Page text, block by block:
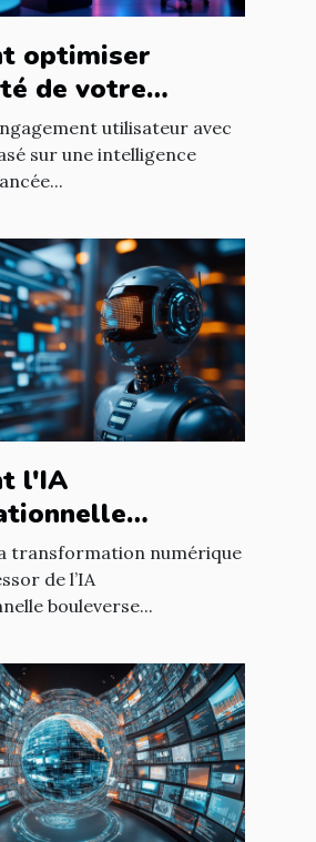
optimiser
de votre
pour
l'engagement
utilisateur avec
sur une intelligence
l'IA
l'expérience
sur les sites
transformation numérique
de l’IA
bouleverse...